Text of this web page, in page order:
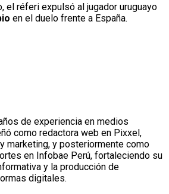
el réferi expulsó al jugador uruguayo
en el duelo frente a España.
de experiencia en medios
como redactora web en Pixxel,
marketing, y posteriormente como
en Infobae Perú, fortaleciendo su
y la producción de
digitales.